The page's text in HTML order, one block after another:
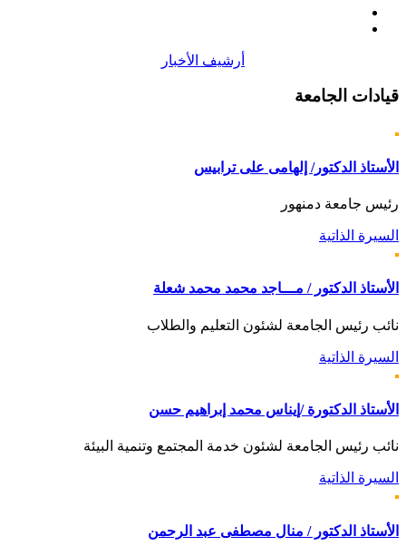
أرشيف الأخبار
قيادات الجامعة
الأستاذ الدكتور/ إلهامى على ترابيس
رئيس جامعة دمنهور
السيرة الذاتية
الأستاذ الدكتور / مـــاجد محمد محمد شعلة
نائب رئيس الجامعة لشئون التعليم والطلاب
السيرة الذاتية
الأستاذ الدكتورة /إيناس محمد إبراهيم حسن
نائب رئيس الجامعة لشئون خدمة المجتمع وتنمية البيئة
السيرة الذاتية
الأستاذ الدكتور / منال مصطفى عبد الرحمن